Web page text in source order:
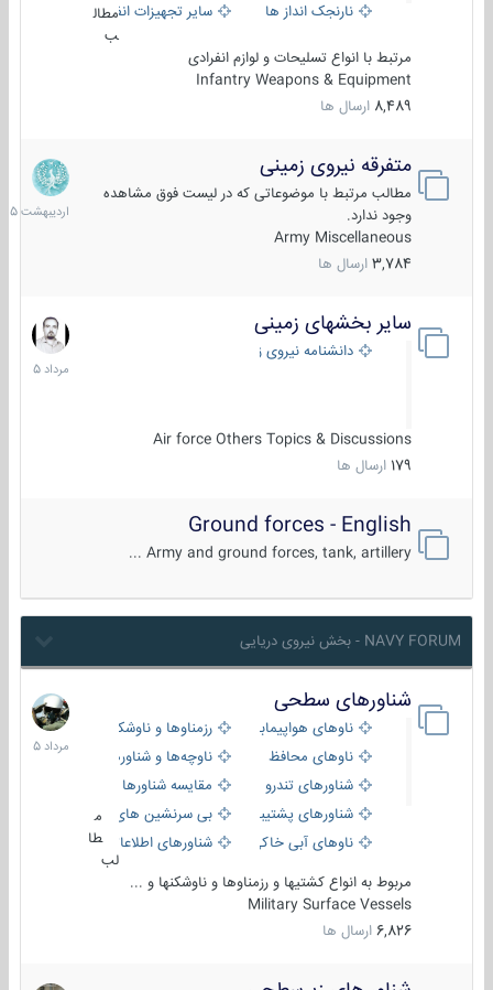
نارنجک انداز ها
سایر تجهیزات انفرادی
مطال
ب
مرتبط با انواع تسلیحات و لوازم انفرادی
Infantry Weapons & Equipment
8,489 ارسال ها
متفرقه نیروی زمینی
مطالب مرتبط با موضوعاتی که در لیست فوق مشاهده
وجود ندارد.
Army Miscellaneous
3,784 ارسال ها
27
1405
سایر بخشهای زمینی
دانشنامه نیروی زمینی
Air force Others Topics & Discussions
179 ارسال ها
9
مرداد
1405
Ground forces - English
Army and ground forces, tank, artillery ...
NAVY FORUM - بخش نیروی دریایی
شناورهای سطحی
ناوهای هواپیمابر و بالگرد بررزمناوها و ناوشکن‌ها
ناوهای محافظ
ناوچه‌ها و شناورهای گشتی
شناورهای تندرو
مقایسه شناورها
شناورهای پشتیبانی
بی سرنشین های دریایی
ناوهای آبی خاکی و نیروبرشناورهای اطلاعاتی و جاسوسی
طا
لب
مربوط به انواع کشتیها و رزمناوها و ناوشکنها و ...
Military Surface Vessels
6,826 ارسال ها
2
مرداد
1405